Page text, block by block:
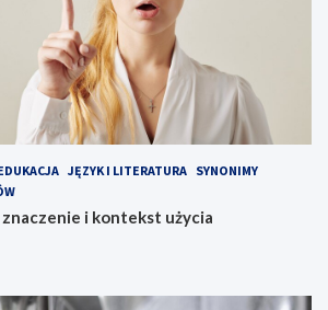
JĘZYK I LITERATURA SYNONIMY
i kontekst użycia